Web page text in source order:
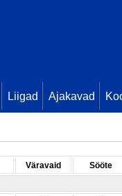
Liigad Ajakavad
Väravaid
Sööte